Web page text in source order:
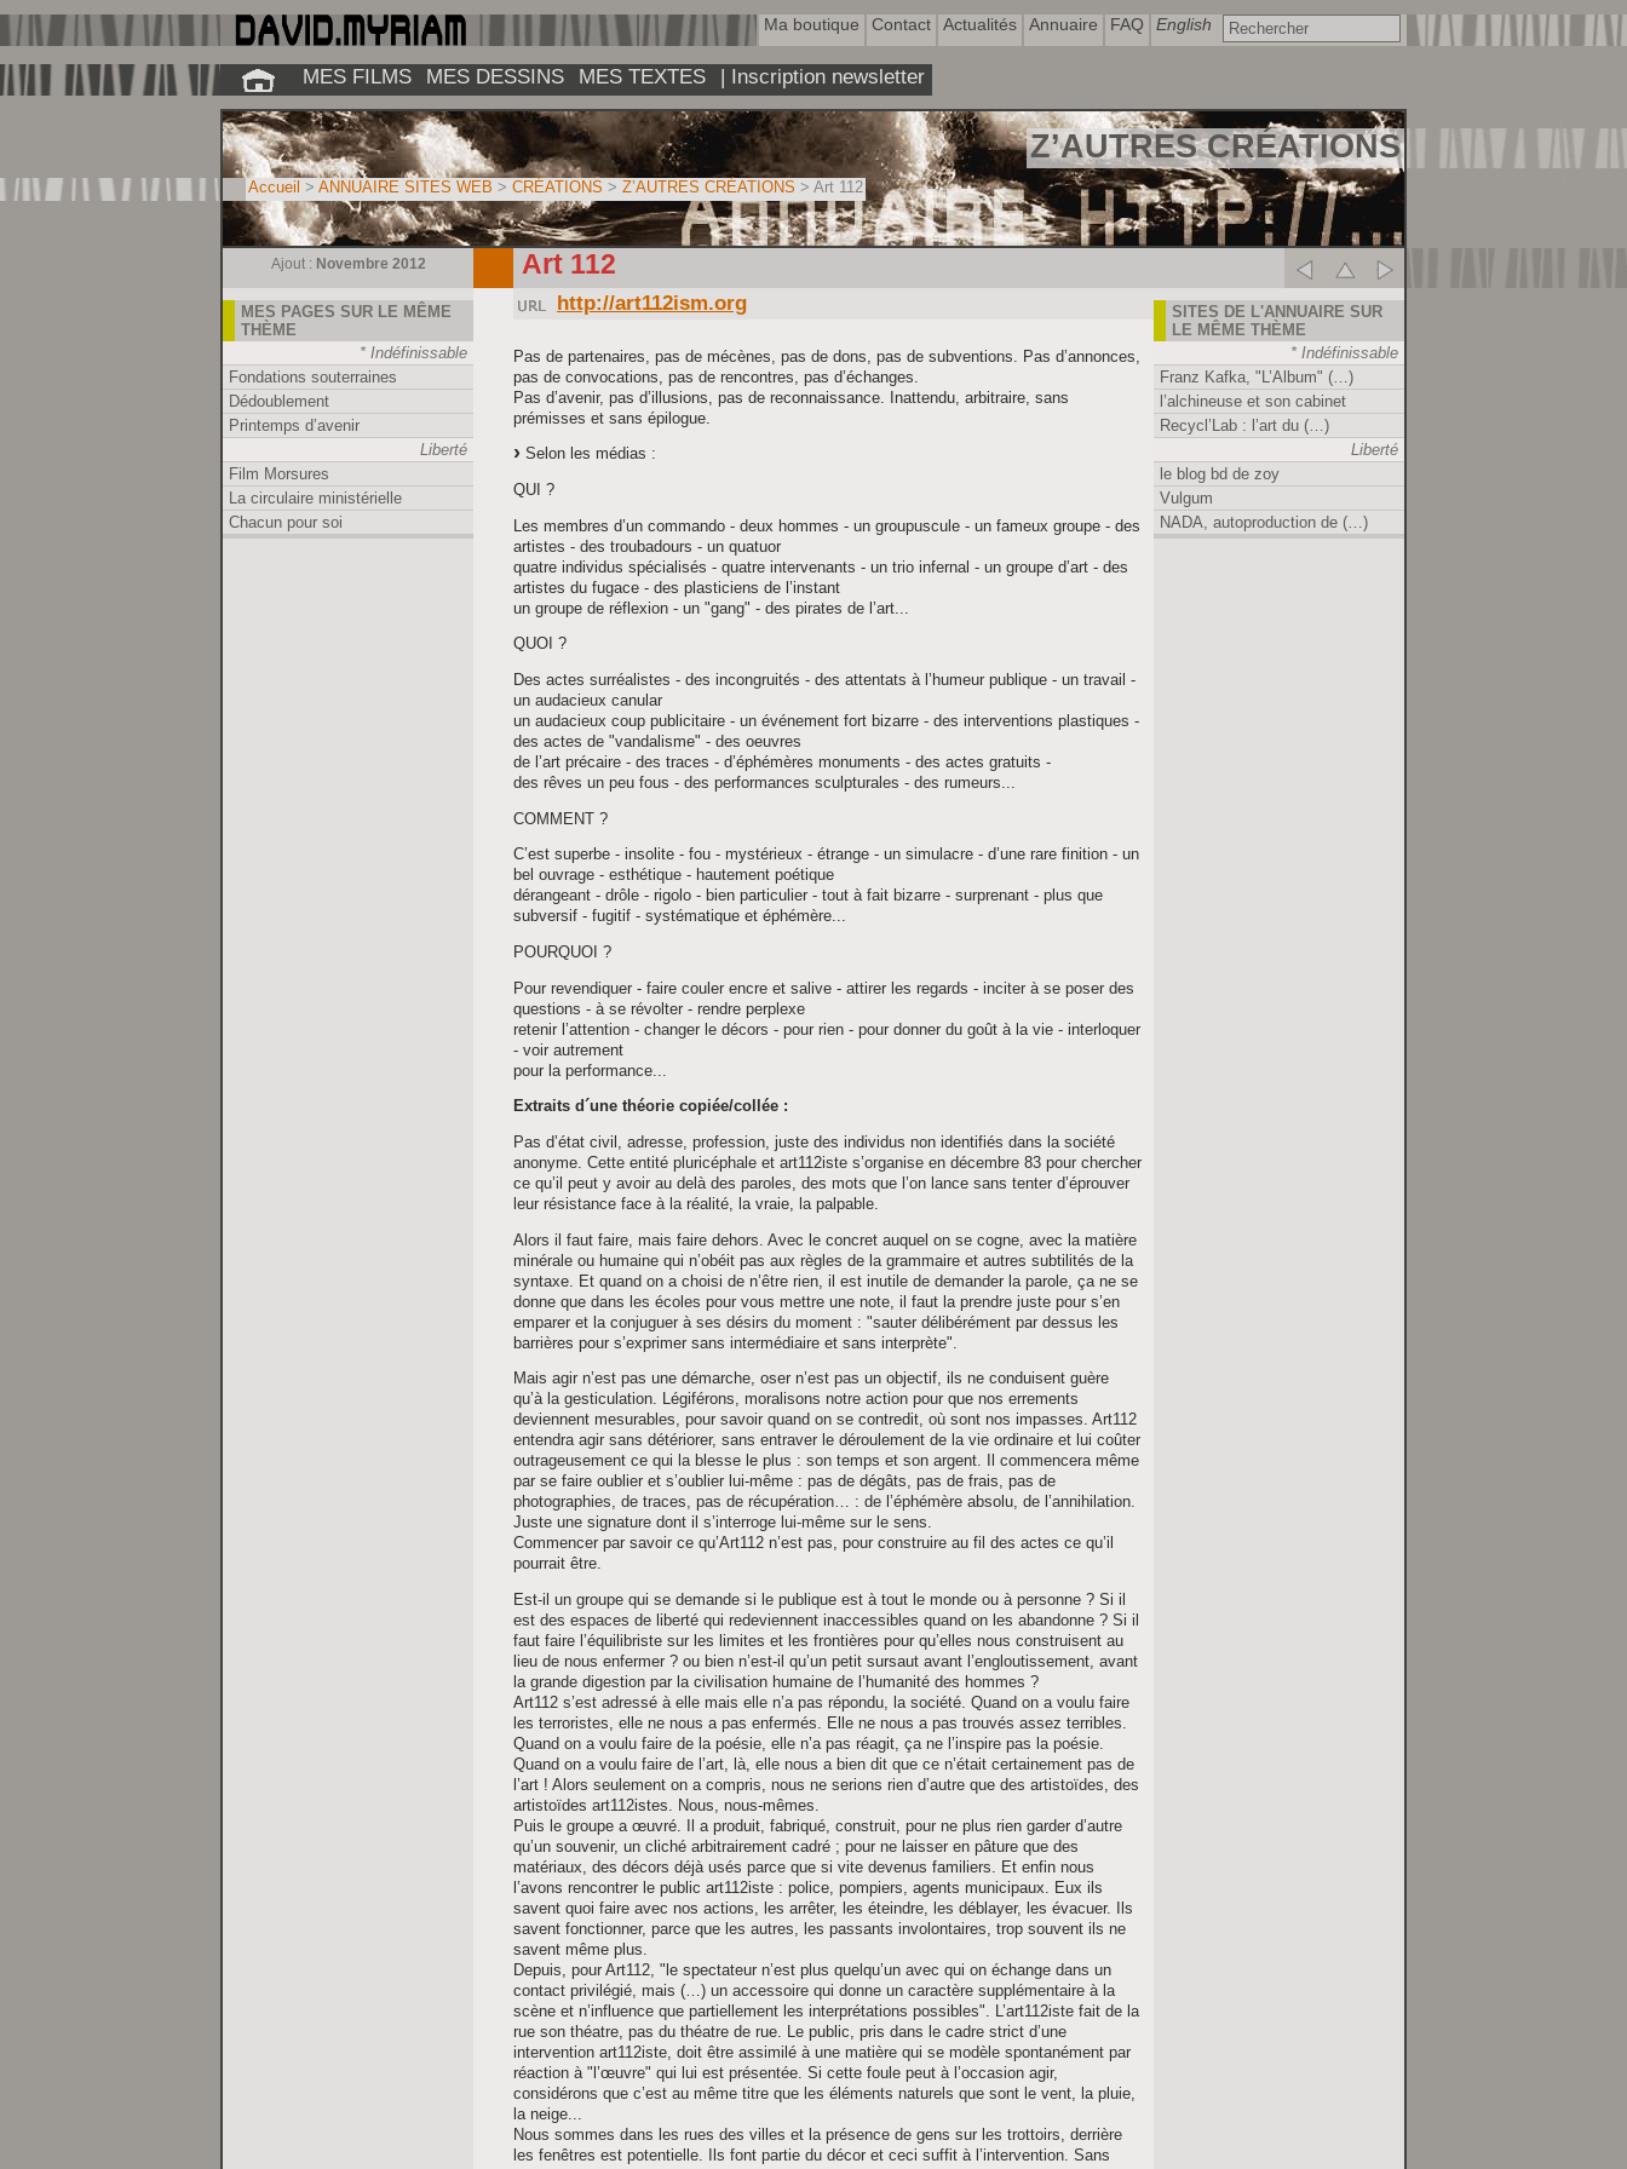
Ajout : Novembre 2012
MES PAGES SUR LE MÊME
THÈME
* Indéfinissable
Fondations souterraines
Dédoublement
Printemps d’avenir
Liberté
Film Morsures
La circulaire ministérielle
Chacun pour soi
Art 112
http://art112ism.org
Pas de partenaires, pas de mécènes, pas de dons, pas de subventions. Pas d’annonces,
pas de convocations, pas de rencontres, pas d’échanges.
Pas d’avenir, pas d’illusions, pas de reconnaissance. Inattendu, arbitraire, sans
prémisses et sans épilogue.
Selon les médias :
QUI ?
Les membres d’un commando - deux hommes - un groupuscule - un fameux groupe - des
artistes - des troubadours - un quatuor
quatre individus spécialisés - quatre intervenants - un trio infernal - un groupe d’art - des
artistes du fugace - des plasticiens de l’instant
un groupe de réflexion - un "gang" - des pirates de l’art...
QUOI ?
Des actes surréalistes - des incongruités - des attentats à l’humeur publique - un travail -
un audacieux canular
un audacieux coup publicitaire - un événement fort bizarre - des interventions plastiques -
des actes de "vandalisme" - des oeuvres
de l’art précaire - des traces - d’éphémères monuments - des actes gratuits -
des rêves un peu fous - des performances sculpturales - des rumeurs...
COMMENT ?
C’est superbe - insolite - fou - mystérieux - étrange - un simulacre - d’une rare finition - un
bel ouvrage - esthétique - hautement poétique
dérangeant - drôle - rigolo - bien particulier - tout à fait bizarre - surprenant - plus que
subversif - fugitif - systématique et éphémère...
POURQUOI ?
Pour revendiquer - faire couler encre et salive - attirer les regards - inciter à se poser des
questions - à se révolter - rendre perplexe
retenir l’attention - changer le décors - pour rien - pour donner du goût à la vie - interloquer
- voir autrement
pour la performance...
Extraits d´une théorie copiée/collée :
Pas d’état civil, adresse, profession, juste des individus non identifiés dans la société
anonyme. Cette entité pluricéphale et art112iste s’organise en décembre 83 pour chercher
ce qu’il peut y avoir au delà des paroles, des mots que l’on lance sans tenter d’éprouver
leur résistance face à la réalité, la vraie, la palpable.
Alors il faut faire, mais faire dehors. Avec le concret auquel on se cogne, avec la matière
minérale ou humaine qui n’obéit pas aux règles de la grammaire et autres subtilités de la
syntaxe. Et quand on a choisi de n’être rien, il est inutile de demander la parole, ça ne se
donne que dans les écoles pour vous mettre une note, il faut la prendre juste pour s’en
emparer et la conjuguer à ses désirs du moment : "sauter délibérément par dessus les
barrières pour s’exprimer sans intermédiaire et sans interprète".
Mais agir n’est pas une démarche, oser n’est pas un objectif, ils ne conduisent guère
qu’à la gesticulation. Légiférons, moralisons notre action pour que nos errements
deviennent mesurables, pour savoir quand on se contredit, où sont nos impasses. Art112
entendra agir sans détériorer, sans entraver le déroulement de la vie ordinaire et lui coûter
outrageusement ce qui la blesse le plus : son temps et son argent. Il commencera même
par se faire oublier et s’oublier lui-même : pas de dégâts, pas de frais, pas de
photographies, de traces, pas de récupération… : de l’éphémère absolu, de l’annihilation.
Juste une signature dont il s’interroge lui-même sur le sens.
Commencer par savoir ce qu’Art112 n’est pas, pour construire au fil des actes ce qu’il
pourrait être.
Est-il un groupe qui se demande si le publique est à tout le monde ou à personne ? Si il
est des espaces de liberté qui redeviennent inaccessibles quand on les abandonne ? Si il
faut faire l’équilibriste sur les limites et les frontières pour qu’elles nous construisent au
lieu de nous enfermer ? ou bien n’est-il qu’un petit sursaut avant l’engloutissement, avant
la grande digestion par la civilisation humaine de l’humanité des hommes ?
Art112 s’est adressé à elle mais elle n’a pas répondu, la société. Quand on a voulu faire
les terroristes, elle ne nous a pas enfermés. Elle ne nous a pas trouvés assez terribles.
Quand on a voulu faire de la poésie, elle n’a pas réagit, ça ne l’inspire pas la poésie.
Quand on a voulu faire de l’art, là, elle nous a bien dit que ce n’était certainement pas de
l’art ! Alors seulement on a compris, nous ne serions rien d’autre que des artistoïdes, des
artistoïdes art112istes. Nous, nous-mêmes.
Puis le groupe a œuvré. Il a produit, fabriqué, construit, pour ne plus rien garder d’autre
qu’un souvenir, un cliché arbitrairement cadré ; pour ne laisser en pâture que des
matériaux, des décors déjà usés parce que si vite devenus familiers. Et enfin nous
l’avons rencontrer le public art112iste : police, pompiers, agents municipaux. Eux ils
savent quoi faire avec nos actions, les arrêter, les éteindre, les déblayer, les évacuer. Ils
savent fonctionner, parce que les autres, les passants involontaires, trop souvent ils ne
savent même plus.
Depuis, pour Art112, "le spectateur n’est plus quelqu’un avec qui on échange dans un
contact privilégié, mais (…) un accessoire qui donne un caractère supplémentaire à la
scène et n’influence que partiellement les interprétations possibles". L’art112iste fait de la
rue son théatre, pas du théatre de rue. Le public, pris dans le cadre strict d’une
intervention art112iste, doit être assimilé à une matière qui se modèle spontanément par
réaction à "l’œuvre" qui lui est présentée. Si cette foule peut à l’occasion agir,
considérons que c’est au même titre que les éléments naturels que sont le vent, la pluie,
la neige...
Nous sommes dans les rues des villes et la présence de gens sur les trottoirs, derrière
les fenêtres est potentielle. Ils font partie du décor et ceci suffit à l’intervention. Sans
SITES DE L'ANNUAIRE SUR
LE MÊME THÈME
* Indéfinissable
Franz Kafka, "L’Album" (…)
l’alchineuse et son cabinet
Recycl’Lab : l’art du (…)
Liberté
le blog bd de zoy
Vulgum
NADA, autoproduction de (…)
Z’AUTRES CRÉATIONS
Accueil > ANNUAIRE SITES WEB > CRÉATIONS > Z’AUTRES CRÉATIONS > Art 112
Ma boutique Contact Actualités Annuaire FAQ English
MES FILMS MES DESSINS MES TEXTES | Inscription newsletter